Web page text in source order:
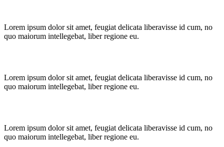
Lorem ipsum dolor sit amet, feugiat delicata liberavisse id cum, no
quo maiorum intellegebat, liber regione eu.
Lorem ipsum dolor sit amet, feugiat delicata liberavisse id cum, no
quo maiorum intellegebat, liber regione eu.
Lorem ipsum dolor sit amet, feugiat delicata liberavisse id cum, no
quo maiorum intellegebat, liber regione eu.